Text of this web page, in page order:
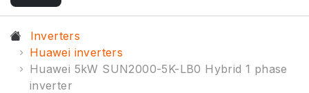
Inverters
Huawei inverters
Huawei 5kW SUN2000-5K-LB0 Hybrid 1 phase
inverter